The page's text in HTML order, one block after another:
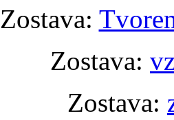
Zostava:
Zostava:
Zostava: